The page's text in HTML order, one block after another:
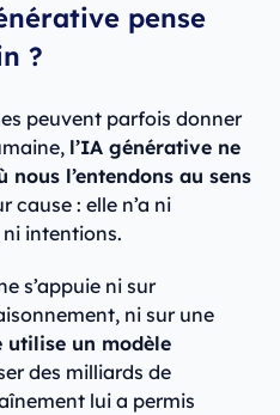
pense
?
peuvent parfois donner
l’IA générative ne
nous l’entendons au sens
cause : elle n’a ni
intentions.
s’appuie ni sur
ni sur une
utilise un modèle
des milliards de
lui a permis